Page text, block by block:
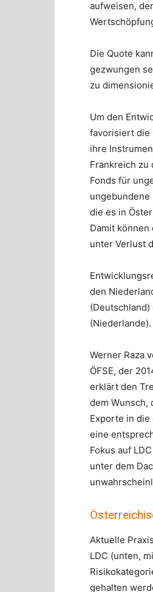
aufweisen,
Die Quote
gezwungen
zu
Um den
favorisiert die
ihre
Frankreich zu
Fonds für
ungebundene
die es in
Damit
unter Verlust
den
Werner Raza
ÖFSE, der
erklärt den
dem Wunsch,
Exporte in
eine
Fokus auf
unter dem
Aktuelle
LDC (unten,
gehalten